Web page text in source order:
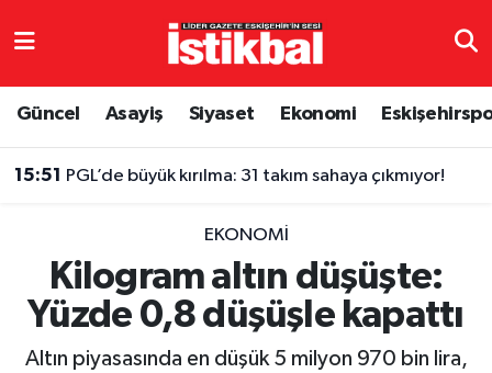
Güncel Asayiş Siyaset Ekonomi
15:51 PGL’de büyük kırılma: 31 takım sahaya çıkmıyor!
EKONOMI
Kilogram altın düşüşte:
Yüzde 0,8 düşüşle kapattı
Altın piyasasında en düşük 5 milyon 970 bin lira,
Eskişehirspor
Spor
Eğitim
Eskişehir Nöbetçi Eczaneler
TFF 3.Lig 4.Grup Puan Durumu ve Fikstür
Tüm Manşetler